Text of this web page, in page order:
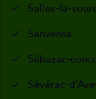
Salles-la-
Sanvensa
Sébazac-
Sévérac-